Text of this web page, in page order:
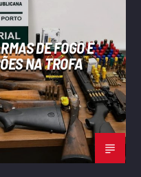
DE FOGO E
NA TROFA